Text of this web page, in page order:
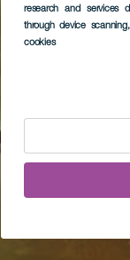
research and services
through device scanning
cookies